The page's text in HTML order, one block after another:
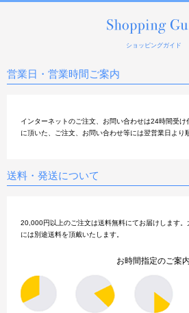
ショッピングガイド
営業日・営業時間ご案内
インターネットのご注文、お問い合わせは24時間受
に頂いた、ご注文、お問い合わせ等には翌営業日より
送料・発送について
20,000円以上のご注文は送料無料にてお届けします
には別途送料を頂戴いたします。
お時間指定のご案内